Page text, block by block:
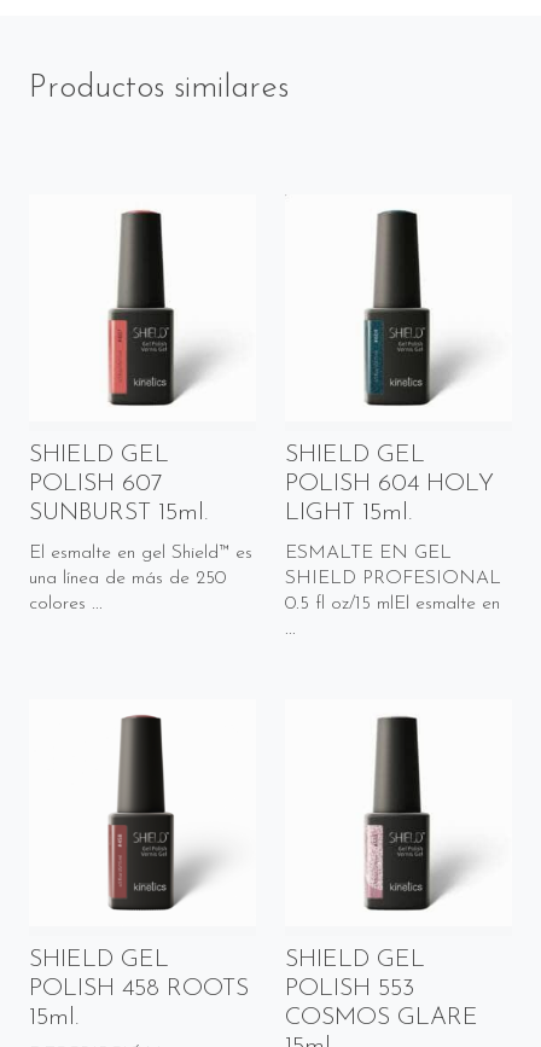
Productos similares
SHIELD GEL
POLISH 607
SUNBURST 15ml.
El esmalte en gel Shield™ es
una línea de más de 250
colores ...
SHIELD GEL
POLISH 604 HOLY
LIGHT 15ml.
ESMALTE EN GEL
SHIELD PROFESIONAL
0.5 fl oz/15 mlEl esmalte en
...
SHIELD GEL
POLISH 458 ROOTS
15ml.
SHIELD GEL
POLISH 553
COSMOS GLARE